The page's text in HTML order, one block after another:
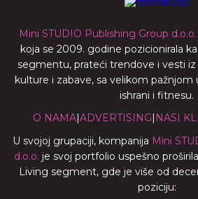
Mini STUDIO Publishing Group d.o.o.
koja se 2009. godine pozicionirala
segmentu, prateći trendove i vesti
kulture i zabave, sa velikom pažnjom
ishrani i fitnesu.
O NAMA|ADVERTISING| NASI
U svojoj grupaciji, kompanija Mini
d.o.o. je svoj portfolio uspešno
Living segment, gde je više od
poziciju: